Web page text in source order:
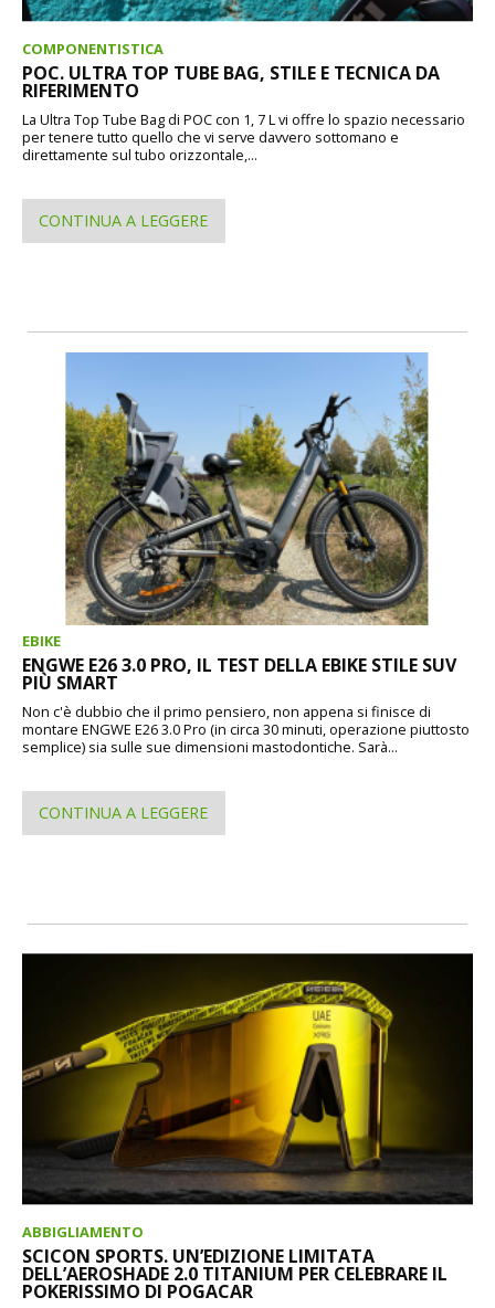
COMPONENTISTICA
POC. ULTRA TOP TUBE BAG, STILE E TECNICA DA
RIFERIMENTO
La Ultra Top Tube Bag di POC con 1, 7 L vi offre lo spazio necessario
per tenere tutto quello che vi serve davvero sottomano e
direttamente sul tubo orizzontale,...
CONTINUA A LEGGERE
EBIKE
ENGWE E26 3.0 PRO, IL TEST DELLA EBIKE STILE SUV
PIÙ SMART
Non c'è dubbio che il primo pensiero, non appena si finisce di
montare ENGWE E26 3.0 Pro (in circa 30 minuti, operazione piuttosto
semplice) sia sulle sue dimensioni mastodontiche. Sarà...
CONTINUA A LEGGERE
ABBIGLIAMENTO
SCICON SPORTS. UN’EDIZIONE LIMITATA
DELL’AEROSHADE 2.0 TITANIUM PER CELEBRARE IL
POKERISSIMO DI POGACAR